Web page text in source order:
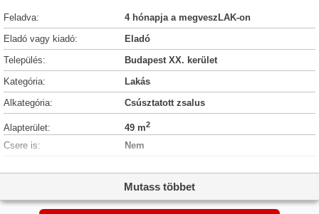
Feladva:
4 hónapja a megveszLAK-on
Eladó vagy kiadó:
Eladó
Település:
Budapest XX. kerület
Kategória:
Lakás
Alkategória:
Csúsztatott zsalus
Alapterület: 49 m2
Csere is:
Nem
Nem
Szobaszám:
2
Mutass többet